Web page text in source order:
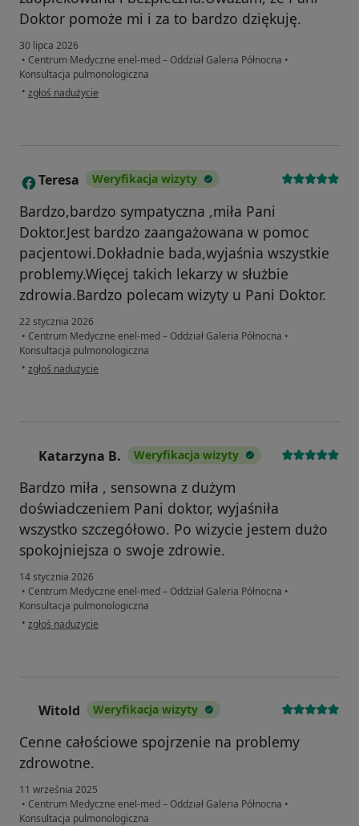
Doktor pomoże mi i za to bardzo dziękuję.
30 lipca 2026
• Centrum Medyczne enel-med – Oddział Galeria Północna •
Konsultacja pulmonologiczna
• w opinii użytkownika I. S-J
zgłoś nadużycie
T Teresa Weryfikacja wizyty
Bardzo,bardzo sympatyczna ,miła Pani
Doktor.Jest bardzo zaangażowana w pomoc
pacjentowi.Dokładnie bada,wyjaśnia wszystkie
problemy.Więcej takich lekarzy w służbie
zdrowia.Bardzo polecam wizyty u Pani Doktor.
22 stycznia 2026
• Centrum Medyczne enel-med – Oddział Galeria Północna •
Konsultacja pulmonologiczna
• w opinii użytkownika Teresa
zgłoś nadużycie
Katarzyna B. Weryfikacja wizyty
Bardzo miła , sensowna z dużym
doświadczeniem Pani doktor, wyjaśniła
wszystko szczegółowo. Po wizycie jestem dużo
spokojniejsza o swoje zdrowie.
14 stycznia 2026
• Centrum Medyczne enel-med – Oddział Galeria Północna •
Konsultacja pulmonologiczna
• w opinii użytkownika Katarzyna B.
zgłoś nadużycie
Witold Weryfikacja wizyty
Cenne całościowe spojrzenie na problemy
zdrowotne.
11 września 2025
• Centrum Medyczne enel-med – Oddział Galeria Północna •
Konsultacja pulmonologiczna